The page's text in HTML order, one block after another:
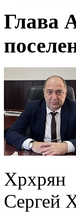
Глава
Хрхрян
Сергей